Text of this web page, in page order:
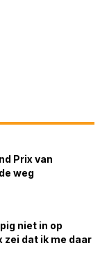
Prix van
weg
niet in op
dat ik me daar